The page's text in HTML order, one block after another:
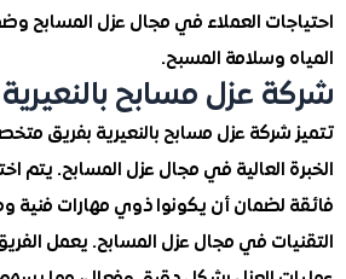
العملاء في مجال عزل المسابح وضمان
وسلامة المسبح.
عزل مسابح بالنعيرية
عزل مسابح بالنعيرية بفريق متخصص من
العالية في مجال عزل المسابح. يتم اختيار
أن يكونوا ذوي مهارات فنية ومعرفة
في مجال عزل المسابح. يعمل الفريق